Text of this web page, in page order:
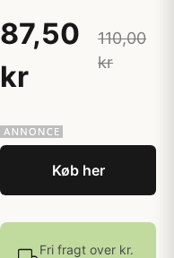
87,50
kr
110,00
kr
Køb her
Fri fragt over kr.